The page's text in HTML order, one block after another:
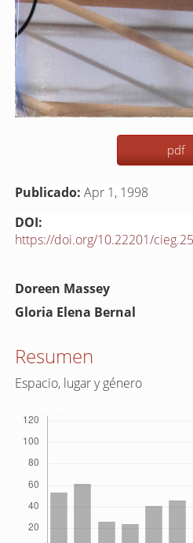
pdf
Publicado: Apr 1, 1998
DOI:
https://doi.org/10.22201/
Contenido
principal
artículo
Doreen Massey
Gloria Elena Bernal
Resumen
Espacio, lugar y género